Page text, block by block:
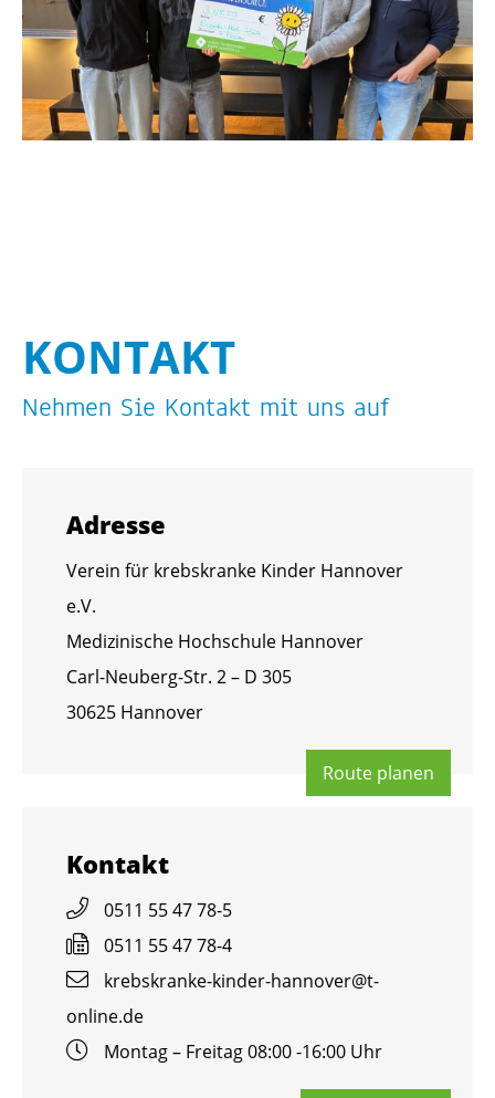
KON­TAKT
Neh­men Sie Kon­takt mit uns auf
Adres­se
Ver­ein für krebs­kran­ke Kin­der Han­no­ver
e.V.
Me­di­zi­ni­sche Hoch­schu­le Han­no­ver
Carl-Neu­berg-Str. 2 – D 305
30625 Han­no­ver
Route pla­nen
Kon­takt
0511 55 47 78-5
0511 55 47 78-4
krebs­kran­ke-kin­der-han­no­ver@​t-​
online.​de
Mon­tag – Frei­tag 08:00 -16:00 Uhr